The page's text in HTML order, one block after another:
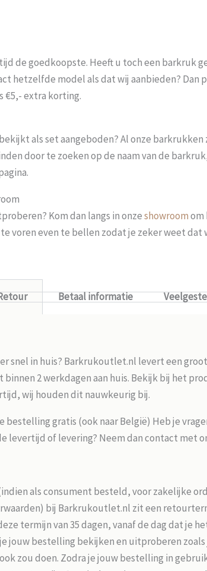
de goedkoopste. Heeft u toch een barkruk
hetzelfde model als dat wij aanbieden? Dan
€5,- extra korting.
als set aangeboden? Al onze barkrukken
door te zoeken op de naam van de
Kom dan langs in onzeshowroomom
voren even te bellen zodat je zeker weet dat
Betaal informatie
snel in huis? Barkrukoutlet.nl levert een
binnen 2 werkdagen aan huis. Bekijk bij het
wij houden dit nauwkeurig bij.
bestelling gratis (ook naar België) Heb je
levertijd of levering? Neem dan contact met
als consument besteld, voor zakelijke
bij Barkrukoutlet.nl zit een
termijn van 35 dagen, vanaf de dag dat je
jouw bestelling bekijken en uitproberen zoals
zou doen. Zodra je jouw bestelling in